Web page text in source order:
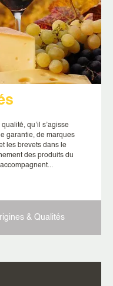
qu’il s’agisse
garantie, de marques
les brevets dans le
des produits du
& Qualités